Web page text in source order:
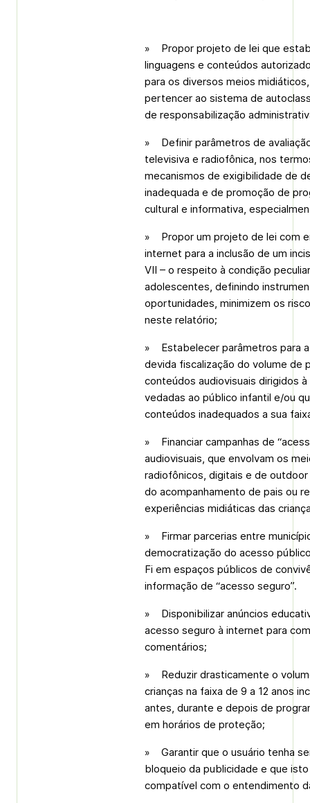
» Propor projeto de lei que
linguagens e conteúdos
para os diversos meios
pertencer ao sistema de
de responsabilização
» Definir parâmetros de
televisiva e radiofônica, nos
mecanismos de exigibilidade de
inadequada e de promoção de
cultural e informativa,
» Propor um projeto de lei com
internet para a inclusão de um
VII – o respeito à condição
adolescentes, definindo
oportunidades, minimizem os
neste relatório;
» Estabelecer parâmetros para
devida fiscalização do volume de
conteúdos audiovisuais dirigidos
vedadas ao público infantil e/ou
conteúdos inadequados a sua
» Financiar campanhas de
audiovisuais, que envolvam os
radiofônicos, digitais e de
do acompanhamento de pais ou
experiências midiáticas das
» Firmar parcerias entre
democratização do acesso
Fi em espaços públicos de
informação de “acesso seguro”.
» Disponibilizar anúncios
acesso seguro à internet para
comentários;
» Reduzir drasticamente o
crianças na faixa de 9 a 12 anos
antes, durante e depois de
em horários de proteção;
» Garantir que o usuário tenha
bloqueio da publicidade e que
compatível com o entendimento